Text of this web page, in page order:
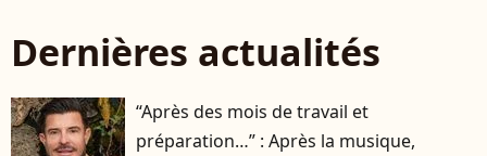
Dernières actualités
“Après des mois de travail et
préparation…” : Après la musique,